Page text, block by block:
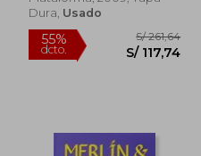
Dura, Usado